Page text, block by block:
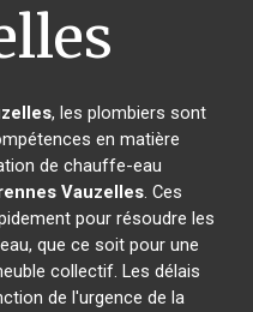
, les plombiers sont
en matière
de chauffe-eau
Vauzelles. Ces
pour résoudre les
que ce soit pour une
collectif. Les délais
de l'urgence de la